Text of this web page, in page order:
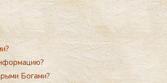
Богами?